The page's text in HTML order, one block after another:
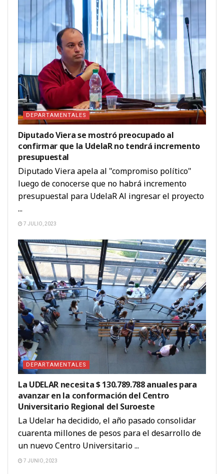
DEPARTAMENTALES
Diputado Viera se mostró preocupado al
confirmar que la UdelaR no tendrá incremento
presupuestal
Diputado Viera apela al "compromiso político"
luego de conocerse que no habrá incremento
presupuestal para UdelaR Al ingresar el proyecto
...
7 JULIO, 2023
DEPARTAMENTALES
La UDELAR necesita $ 130.789.788 anuales para
avanzar en la conformación del Centro
Universitario Regional del Suroeste
La Udelar ha decidido, el año pasado consolidar
cuarenta millones de pesos para el desarrollo de
un nuevo Centro Universitario ...
7 JUNIO, 2023